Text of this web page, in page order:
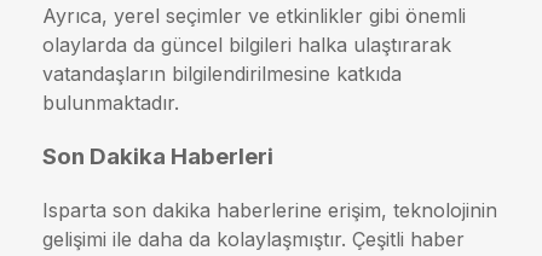
Ayrıca, yerel seçimler ve etkinlikler gibi önemli
olaylarda da güncel bilgileri halka ulaştırarak
vatandaşların bilgilendirilmesine katkıda
bulunmaktadır.
Son Dakika Haberleri
Isparta son dakika haberlerine erişim, teknolojinin
gelişimi ile daha da kolaylaşmıştır. Çeşitli haber